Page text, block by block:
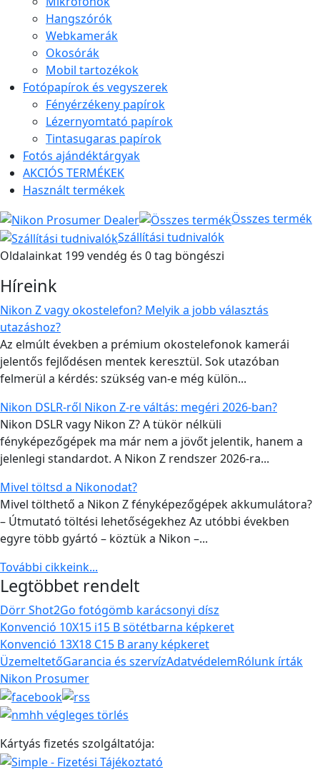
Hangszórók
Webkamerák
Okosórák
Mobil tartozékok
Fotópapírok és vegyszerek
Fényérzékeny papírok
Lézernyomtató papírok
Tintasugaras papírok
Fotós ajándéktárgyak
AKCIÓS TERMÉKEK
Használt termékek
Összes termék
Szállítási tudnivalók
Oldalainkat 199 vendég és 0 tag böngészi
Híreink
Nikon Z vagy okostelefon? Melyik a jobb választás
utazáshoz?
Az elmúlt években a prémium okostelefonok kamerái
jelentős fejlődésen mentek keresztül. Sok utazóban
felmerül a kérdés: szükség van-e még külön...
Nikon DSLR-ről Nikon Z-re váltás: megéri 2026-ban?
Nikon DSLR vagy Nikon Z? A tükör nélküli
fényképezőgépek ma már nem a jövőt jelentik, hanem a
jelenlegi standardot. A Nikon Z rendszer 2026-ra...
Mivel töltsd a Nikonodat?
Mivel tölthető a Nikon Z fényképezőgépek akkumulátora?
– Útmutató töltési lehetőségekhez Az utóbbi években
egyre több gyártó – köztük a Nikon –...
További cikkeink...
Legtöbbet rendelt
Dörr Shot2Go fotógömb karácsonyi dísz
Konvenció 10X15 i15 B sötétbarna képkeret
Konvenció 13X18 C15 B arany képkeret
ÜzemeltetőGarancia és szervízAdatvédelemRólunk írták
Nikon Prosumer
Kártyás fizetés szolgáltatója: